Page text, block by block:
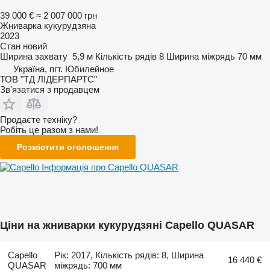
39 000 € ≈ 2 007 000 грн
Жниварка кукурудзяна
2023
Стан новий
Ширина захвату 5,9 м Кількість рядів 8 Ширина міжрядь 70 мм
Україна, пгт. Юбилейное
ТОВ "ТД ЛІДЕРПАРТС"
Зв'язатися з продавцем
Продаєте техніку?
Робіть це разом з нами!
Розмістити оголошення
Інформація про Capello QUASAR
Ціни на жниварки кукурудзяні Capello QUASAR
Capello
QUASAR
Рік: 2017, Кількість рядів: 8, Ширина
міжрядь: 700 мм
16 440 €